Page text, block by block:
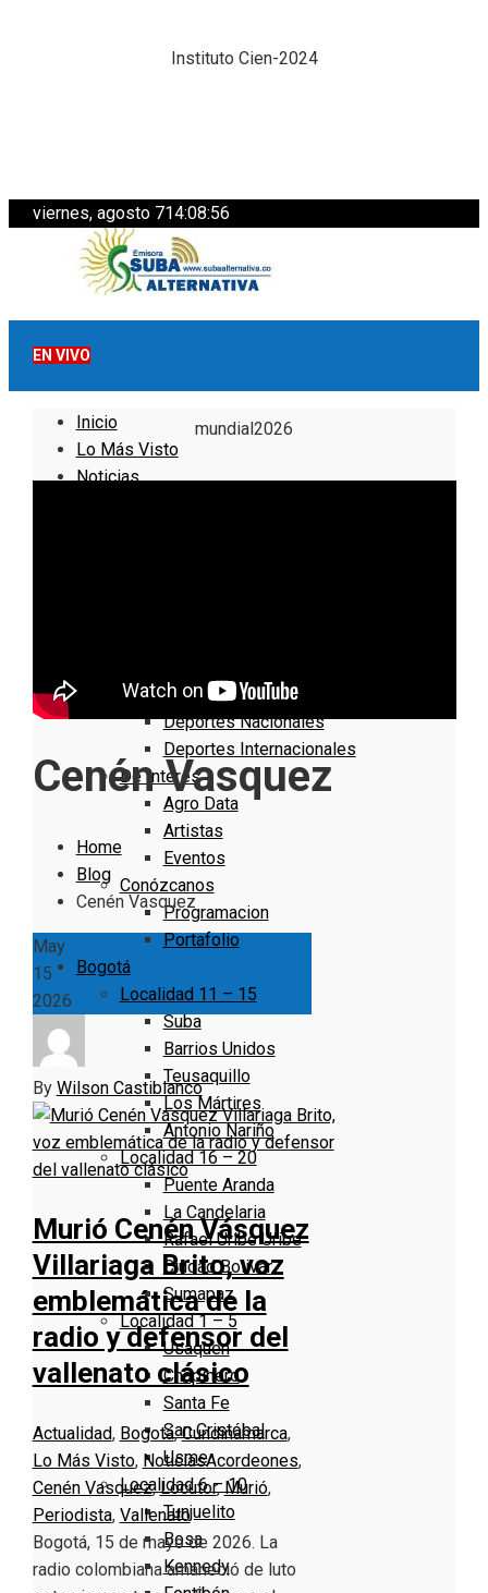
Instituto Cien-2024
viernes, agosto 714:08:57
EN VIVO
Inicio
Lo Más Visto
Noticias
Deportes Locales
Deportes Nacionales
Deportes Internacionales
De Interés
Agro Data
Artistas
Eventos
Conózcanos
Programacion
Portafolio
Bogotá
Localidad 11 – 15
Suba
Barrios Unidos
Teusaquillo
Los Mártires
Antonio Nariño
Localidad 16 – 20
Puente Aranda
La Candelaria
Rafael Uribe Uribe
Ciudad Bolivar
Sumapaz
Localidad 1 – 5
Usaquen
Chapinero
Santa Fe
San Cristóbal
Usme
Localidad 6 – 10
Tunjuelito
Bosa
Kennedy
mundial2026
Cenén Vasquez
Home
Blog
Cenén Vasquez
May
15
2026
By Wilson Castiblanco
Murió Cenén Vásquez
Villariaga Brito, voz
emblemática de la
radio y defensor del
vallenato clásico
Actualidad, Bogotá,Cundinamarca,
Lo Más Visto, NoticiasAcordeones,
Cenén Vasquez,Locutor,Murió,
Periodista, Vallenato
Bogotá, 15 de mayo de 2026. La
radio colombiana amaneció de luto